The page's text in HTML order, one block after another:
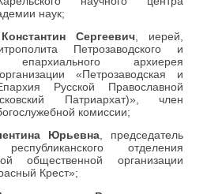
наук;
Сергеевич, иерей,
Петрозаводского и
епархиального архиерея
«Петрозаводская и
Русской Православной
Патриархат)», член
комиссии;
Юрьевна, председатель
республиканского отделения
общественной организации
Крест»;